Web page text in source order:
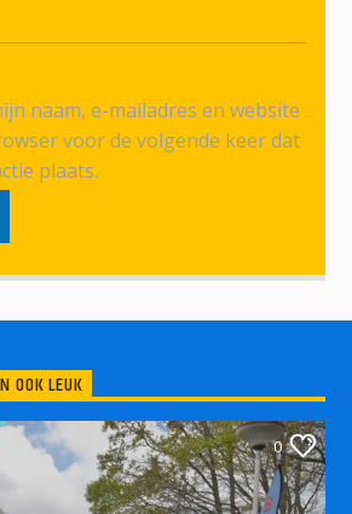
naam, e-mailadres en website
voor de volgende keer dat
plaats.
OOK LEUK
0